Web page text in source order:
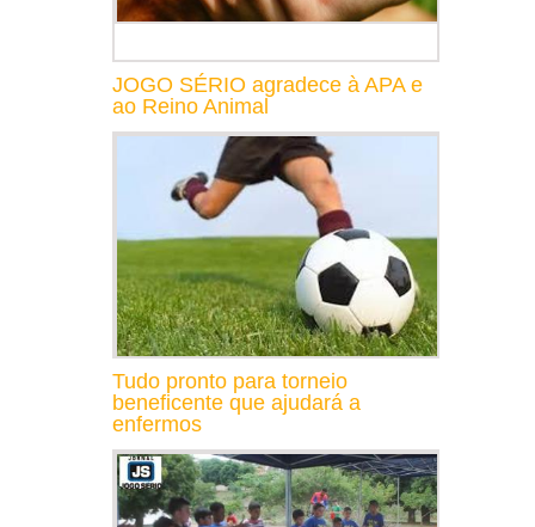
JOGO SÉRIO agradece à APA e
ao Reino Animal
Tudo pronto para torneio
beneficente que ajudará a
enfermos